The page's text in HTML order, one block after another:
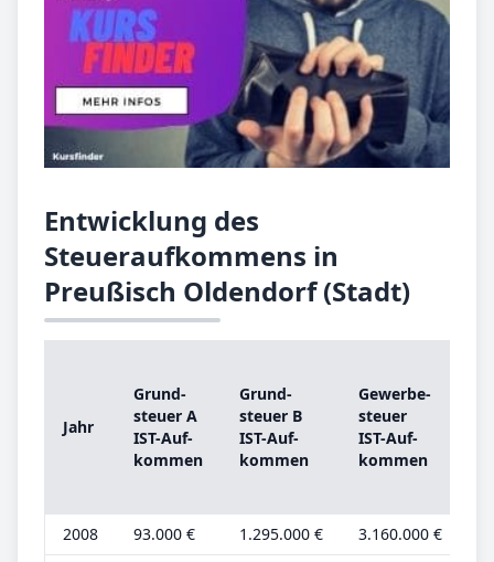
Entwicklung des
Steueraufkommens in
Preußisch Oldendorf (Stadt)
Jahr
Grund­
steu­er A
IST-­Auf­
kom­men
Grund­
steu­er B
IST-­Auf­
kom­men
Ge­wer­be­
steu­er
IST-­Auf­
kom­men
2008 93.000 € 1.295.000 € 3.160.000 €